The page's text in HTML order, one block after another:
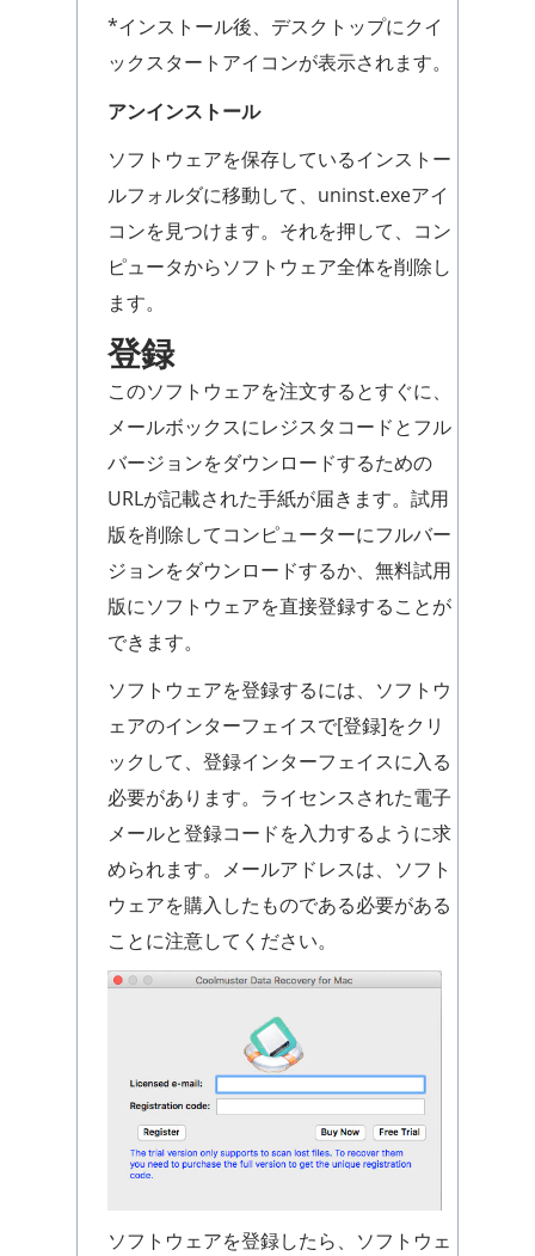
*インストール後、デスクトップにクイ
ックスタートアイコンが表示されます。
アンインストール
ソフトウェアを保存しているインストー
ルフォルダに移動して、uninst.exeアイ
コンを見つけます。それを押して、コン
ピュータからソフトウェア全体を削除し
ます。
登録
このソフトウェアを注文するとすぐに、
メールボックスにレジスタコードとフル
バージョンをダウンロードするための
URLが記載された手紙が届きます。試用
版を削除してコンピューターにフルバー
ジョンをダウンロードするか、無料試用
版にソフトウェアを直接登録することが
できます。
ソフトウェアを登録するには、ソフトウ
ェアのインターフェイスで[登録]をクリ
ックして、登録インターフェイスに入る
必要があります。ライセンスされた電子
メールと登録コードを入力するように求
められます。メールアドレスは、ソフト
ウェアを購入したものである必要がある
ことに注意してください。
ソフトウェアを登録したら、ソフトウェ